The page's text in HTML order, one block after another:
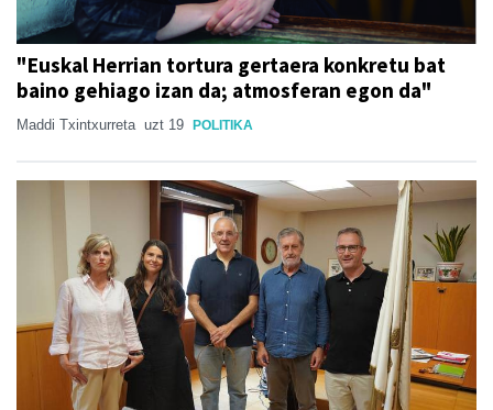
"Euskal Herrian tortura gertaera konkretu bat
baino gehiago izan da; atmosferan egon da"
Maddi Txintxurreta uzt 19 POLITIKA